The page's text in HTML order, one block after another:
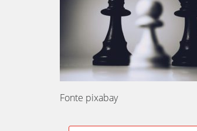
Fonte pixabay